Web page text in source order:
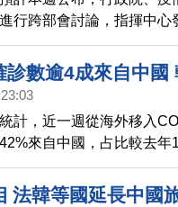
行跨部會討論，指揮中心
，預計將於2月2日記者會
診數逾4成來自中國
計，近一週從海外移入
來自中國，占比較去年
鴻今天指示，不可放鬆
法韓等國延長中國